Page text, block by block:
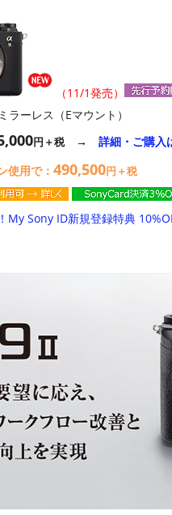
（11/1発売）
ーレス（Eマウント）
円＋税→ 詳細・ご購入
使用で： 490,500円＋税
My Sony ID新規登録特典